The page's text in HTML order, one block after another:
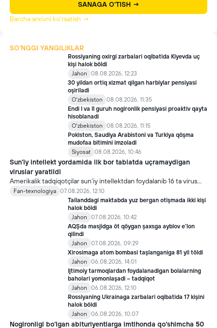
SANAGA O'TISH →
Barcha arxivni ko'rsatish →
SO'NGGI YANGILIKLAR
Rossiyaning oxirgi zarbalari oqibatida Kiyevda uç
kişi halok böldi
Jahon
08.08.2026, 12:23
30 yildan ortiq xizmat qilgan harbiylar pensiyasi
oşiriladi
Oʻzbekiston
08.08.2026, 11:35
Endi I va II guruh nogironlik pensiyasi proaktiv qayta
hisoblanadi
Oʻzbekiston
08.08.2026, 11:15
Pokiston, Saudiya Arabistoni va Turkiya qöşma
mudofaa bitimini imzoladi
Siyosat 08.08.2026, 10:46
Sun’iy intellekt yordamida ilk bor tabiatda uçramaydigan
viruslar yaratildi
Amerikalik tadqiqotçilar sun’iy intellektdan foydalanib 16 ta virus
yaratdi. Bu kaşfiyot yangi yutuqlarga umid uyğotiş bilan birga,
undan notöğri maqsadda foydalaniliş borasidagi xavotirlarni ham
Fan-texnologiya 07.08.2026, 12:10
Tailanddagi maktabda yuz bergan otişmada ikki kişi
halok böldi
Jahon
07.08.2026, 10:42
AQŞda masjidga öt qöygan şaxsga ayblov e’lon
qilindi
Jahon
07.08.2026, 09:29
Xirosimaga atom bombasi taşlanganiga 81 yil töldi
Jahon
06.08.2026, 14:01
Ijtimoiy tarmoqlardan foydalanadigan bolalarning
baholari yomonlaşadi – tadqiqot
Jahon
06.08.2026, 12:10
Rossiyaning Ukrainaga zarbalari oqibatida 17 kişini
halok böldi
Jahon
06.08.2026, 10:07
Nogironligi bo‘lgan abituriyentlarga imtihonda qo‘shimcha 50